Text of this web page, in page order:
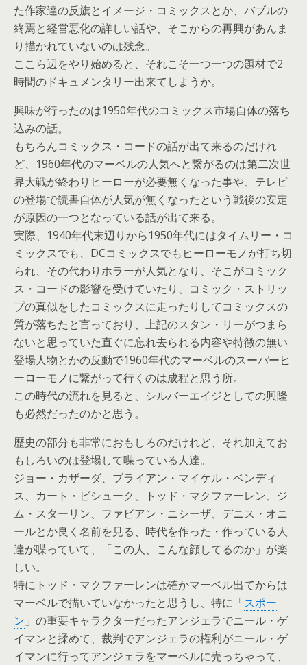
た作家達の反旗とイメージ・コミックスとか、バブルの
終焉と経営悪化の詳しい話や、そこからの再興があんま
り描かれていないのは残念。
ここら辺をやり始めると、それこそ一つ一つの題材で2
時間のドキュメンタリー出来てしまうか。
興味が行ったのは1950年代のコミックス市場自体の落ち
込みの話。
もちろんコミックス・コードの話が出て来るのだけれ
ど、1960年代のマーベルの人気へと繋がるのは第二次世
界大戦が終わりヒーローが必要無くなった事や、テレビ
の登場で読書自体が人気が無くなったという戦後の安定
が原因の一つとなっている話が出て来る。
実際、1940年代末辺りから1950年代にはタイムリー・コ
ミックスでも、DCコミックスでもヒーローモノが打ち切
られ、その代わりホラーが人気となり、そこがコミック
ス・コードの影響を受けていたり、コミック・ストリッ
プの真似をしたコミックスに走ったりしてコミックスの
質が落ちたと言っており、上記のスタン・リーがつまら
ないと思っていた直ぐに忘れ去られる内容や特徴の無い
登場人物とかの反動で1960年代のマーベルのスーパーヒ
ーローモノに繋がって行くのは成程と思う所。
この時代の流れを見ると、シルバーエイジとしての興隆
も必然だったのかと思う。
歴史の部分も非常におもしろのだけれど、それ加えてお
もしろいのは登場して喋っている人達。
ジョー・カザーダ、ブライアン・マイケル・ベンディ
ス、カート・ビシューク、トッド・マクファーレン、ジ
ム・スターリン、ファビアン・ニシーザ、デニス・オニ
ールとか良く名前を見る、時代を作った・作っている人
達が喋っていて、「この人、こんな顔してるのか」が楽
しい。
特にトッド・マクファーレンは確かマーベル出てからは
マーベルで描いていなかったと思うし、特に「スポー
ン 」の重要キャラクターだったアンジェラでニール・ゲ
イマンと揉めて、裁判でアンジェラの権利がニール・ゲ
イマンに行ってアンジェラをマーベルに売っちゃって、